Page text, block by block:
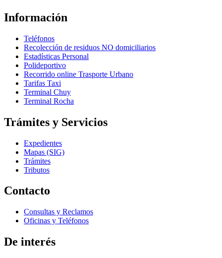
Información
Teléfonos
Recolección de residuos NO domiciliarios
Estadísticas Personal
Polideportivo
Recorrido online Trasporte Urbano
Tarifas Taxi
Terminal Chuy
Terminal Rocha
Trámites y Servicios
Expedientes
Mapas (SIG)
Trámites
Tributos
Contacto
Consultas y Reclamos
Oficinas y Teléfonos
De interés